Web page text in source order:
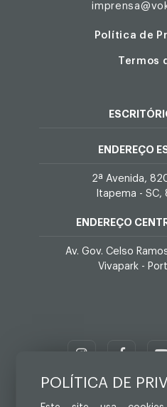
Política de
Termos
ENDEREÇO
2ª Avenida,
Itapema -
ENDEREÇO
Av. Gov. Celso
Vivapark -
POLÍTICA DE